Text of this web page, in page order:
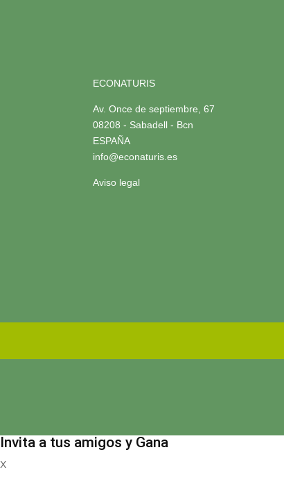
ECONATURIS
Av. Once de septiembre, 67
08208 - Sabadell - Bcn
ESPAÑA
info@econaturis.es
Aviso legal
Invita a tus amigos y Gana
X